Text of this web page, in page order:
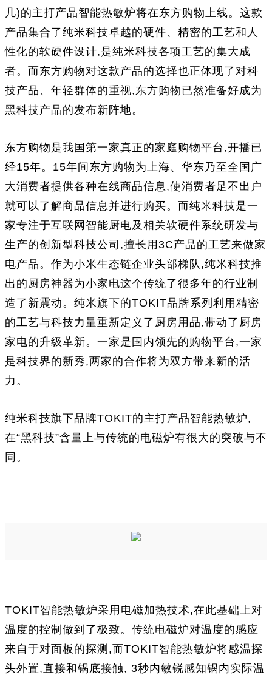
几)的主打产品智能热敏炉将在东方购物上线。这款
产品集合了纯米科技卓越的硬件、精密的工艺和人
性化的软硬件设计,是纯米科技各项工艺的集大成
者。而东方购物对这款产品的选择也正体现了对科
技产品、年轻群体的重视,东方购物已然准备好成为
黑科技产品的发布新阵地。
东方购物是我国第一家真正的家庭购物平台,开播已
经15年。15年间东方购物为上海、华东乃至全国广
大消费者提供各种在线商品信息,使消费者足不出户
就可以了解商品信息并进行购买。而纯米科技是一
家专注于互联网智能厨电及相关软硬件系统研发与
生产的创新型科技公司,擅长用3C产品的工艺来做家
电产品。作为小米生态链企业头部梯队,纯米科技推
出的厨房神器为小家电这个传统了很多年的行业制
造了新震动。纯米旗下的TOKIT品牌系列利用精密
的工艺与科技力量重新定义了厨房用品,带动了厨房
家电的升级革新。一家是国内领先的购物平台,一家
是科技界的新秀,两家的合作将为双方带来新的活
力。
纯米科技旗下品牌TOKIT的主打产品智能热敏炉,
在“黑科技”含量上与传统的电磁炉有很大的突破与不
同。
TOKIT智能热敏炉采用电磁加热技术,在此基础上对
温度的控制做到了极致。传统电磁炉对温度的感应
来自于对面板的探测,而TOKIT智能热敏炉将感温探
头外置,直接和锅底接触, 3秒内敏锐感知锅内实际温